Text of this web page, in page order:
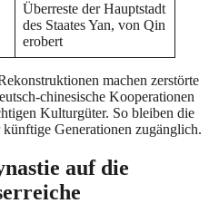
Überreste der Hauptstadt
des Staates Yan, von Qin
erobert
machen zerstörte
chinesische Kooperationen
Kulturgüter. So bleiben die
Generationen zugänglich.
auf die